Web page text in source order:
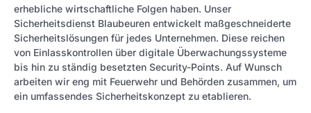
erhebliche wirtschaftliche Folgen haben. Unser
Sicherheitsdienst Blaubeuren entwickelt maßgeschneiderte
Sicherheitslösungen für jedes Unternehmen. Diese reichen
von Einlasskontrollen über digitale Überwachungssysteme
bis hin zu ständig besetzten Security-Points. Auf Wunsch
arbeiten wir eng mit Feuerwehr und Behörden zusammen, um
ein umfassendes Sicherheitskonzept zu etablieren.